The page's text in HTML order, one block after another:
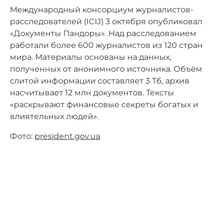
Международный консорциум журналистов-
расследователей (ICIJ) 3 октября опубликовал
«Документы Пандоры». Над расследованием
работали более 600 журналистов из 120 стран
мира. Материалы основаны на данных,
полученных от анонимного источника. Объём
слитой информации составляет 3 Тб, архив
насчитывает 12 млн документов. Тексты
«раскрывают финансовые секреты богатых и
влиятельных людей».
Фото: president.gov.ua